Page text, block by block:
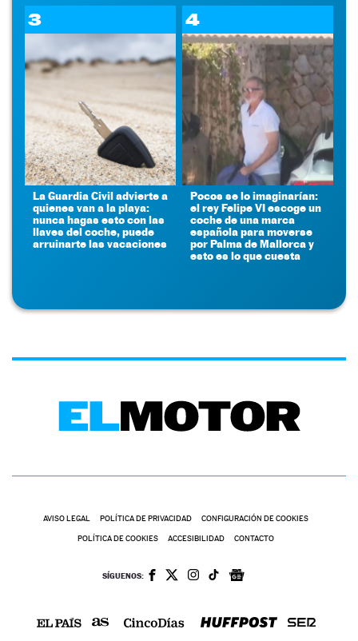
3
La Guardia Civil advierte a
quienes van a la playa:
nunca hagas esto con las
llaves del coche, puede
arruinarte las vacaciones
4
Pocos se lo imaginarían:
el rey Felipe VI escoge un
coche de una marca
española para moverse
por Palma de Mallorca y
esto es lo que cuesta
AVISO LEGAL POLÍTICA DE PRIVACIDAD CONFIGURACIÓN DE COOKIES
POLÍTICA DE COOKIES ACCESIBILIDAD CONTACTO
SÍGUENOS: